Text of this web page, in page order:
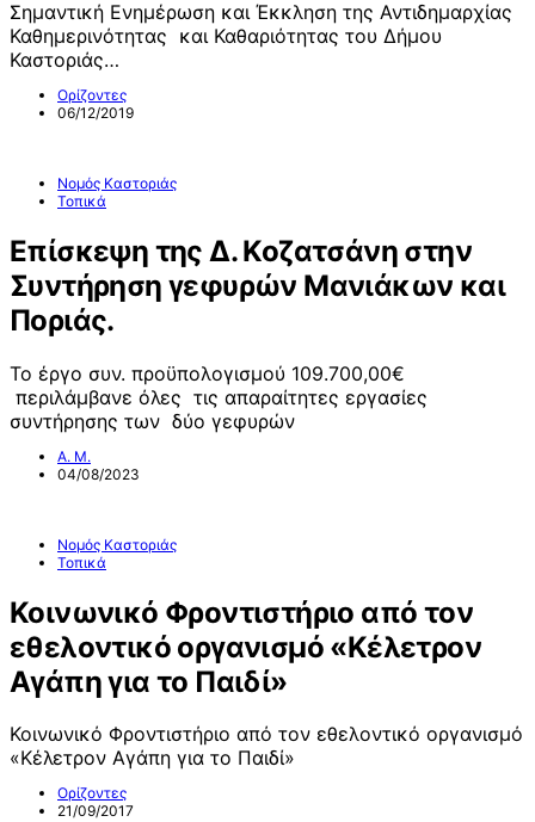
Σημαντική Ενημέρωση και Έκκληση της Αντιδημαρχίας
Καθημερινότητας και Καθαριότητας του Δήμου
Καστοριάς…
Ορίζοντες
06/12/2019
Νομός Καστοριάς
Τοπικά
Επίσκεψη της Δ. Κοζατσάνη στην
Συντήρηση γεφυρών Μανιάκων και
Ποριάς.
Το έργο συν. προϋπολογισμού 109.700,00€
περιλάμβανε όλες τις απαραίτητες εργασίες
συντήρησης των δύο γεφυρών
Α. Μ.
04/08/2023
Νομός Καστοριάς
Τοπικά
Κοινωνικό Φροντιστήριο από τον
εθελοντικό οργανισμό «Κέλετρον
Αγάπη για το Παιδί»
Κοινωνικό Φροντιστήριο από τον εθελοντικό οργανισμό
«Κέλετρον Αγάπη για το Παιδί»
Ορίζοντες
21/09/2017